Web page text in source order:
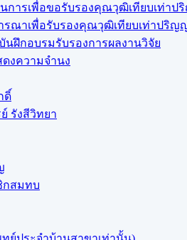
การเพื่อขอรับรองคุณวุฒิเทียบเท่าป
รณาเพื่อรับรองคุณวุฒิเทียบเท่าปริญ
ฝึกอบรมรับรองการผลงานวิจัย
งความจำนง
ดิ์
รังสีวิทยา
กสมทบ